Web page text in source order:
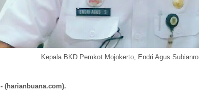
Kepala BKD Pemkot Mojokerto, Endri Agus Subianro
- (harianbuana.com).